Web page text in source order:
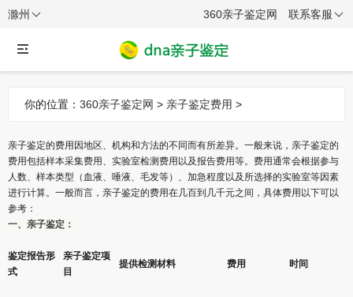
滁州 360亲子鉴定网 联系客服
你的位置： 360亲子鉴定网 > 亲子鉴定费用 >
亲子鉴定的费用因地区、机构和方法的不同而有所差异。一般来说，亲子鉴定的
费用包括样本采集费用、实验室检测费用以及报告费用等。费用通常会根据参与
人数、样本类型（血液、唾液、毛发等）、加急程度以及所选择的实验室等因素
进行计算。一般而言，亲子鉴定的费用在几百到几千元之间，具体费用以下可以
参考：
一、亲子鉴定：
鉴定报告形
式
亲子鉴定项
目
提供检测材料 费用 时间